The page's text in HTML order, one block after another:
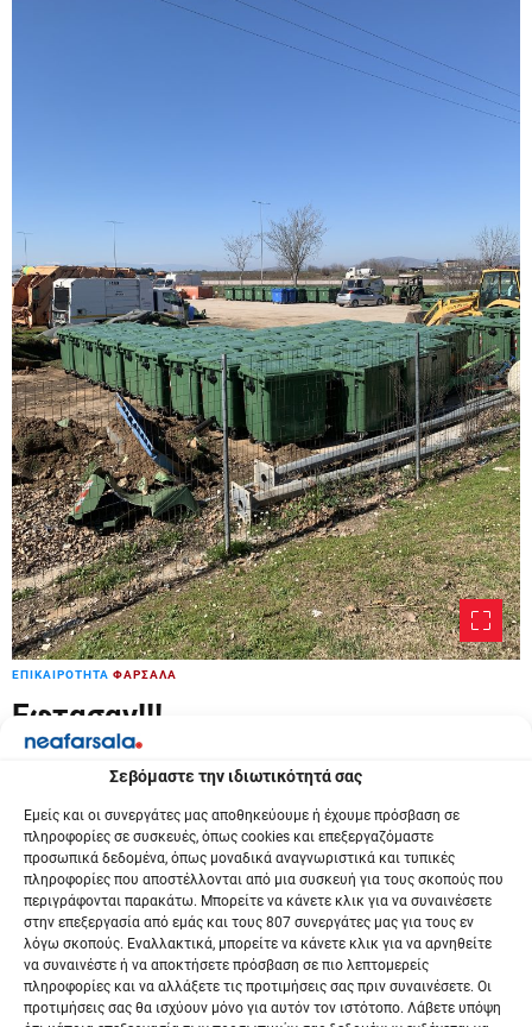
Σεβόμαστε την ιδιωτικότητά σας
Εμείς και οι συνεργάτες μας αποθηκεύουμε ή έχουμε πρόσβαση σε
πληροφορίες σε συσκευές, όπως cookies και επεξεργαζόμαστε
προσωπικά δεδομένα, όπως μοναδικά αναγνωριστικά και τυπικές
πληροφορίες που αποστέλλονται από μια συσκευή για τους σκοπούς που
περιγράφονται παρακάτω. Μπορείτε να κάνετε κλικ για να συναινέσετε
στην επεξεργασία από εμάς και τους 807 συνεργάτες μας για τους εν
λόγω σκοπούς. Εναλλακτικά, μπορείτε να κάνετε κλικ για να αρνηθείτε
να συναινέστε ή να αποκτήσετε πρόσβαση σε πιο λεπτομερείς
πληροφορίες και να αλλάξετε τις προτιμήσεις σας πριν συναινέσετε. Οι
προτιμήσεις σας θα ισχύουν μόνο για αυτόν τον ιστότοπο. Λάβετε υπόψη
ΕΠΙΚΑΙΡΟΤΗΤΑ ΦΑΡΣΑΛΑ
Έφτασαν!!!
Όπως κάθε χρόνο, έτσι και φέτος έφτασαν οι νέοι κάδοι
απορριμμάτων στον Δήμο.